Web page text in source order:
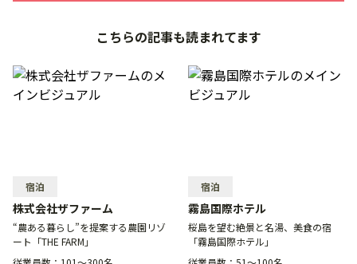
こちらの記事も読まれてます
宿泊
株式会社ザファーム
“農ある暮らし”を提案する農園リゾ
ート「THE FARM」
宿泊
霧島国際ホテル
桜島を望む絶景と名湯、美食の宿
「霧島国際ホテル」